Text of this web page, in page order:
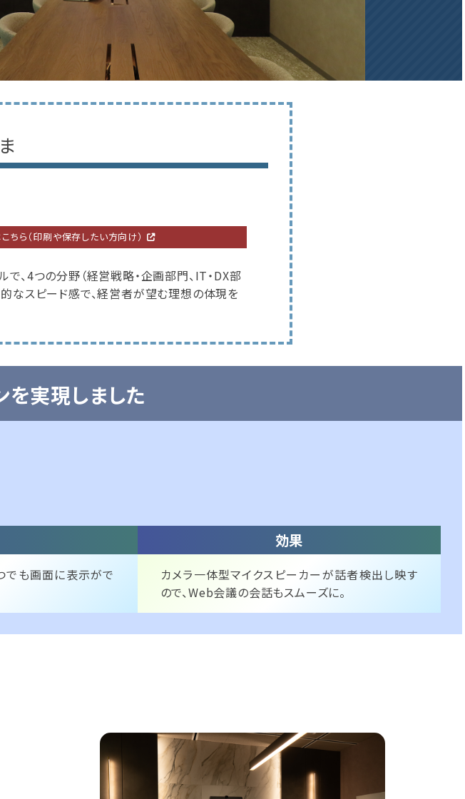
ちら（印刷や保存したい方向け）
、4つの分野（経営戦略・企画部門、IT・DX部
なスピード感で、経営者が望む理想の体現を
を実現しました
でも画面に表示がで
カメラ一体型マイクスピーカーが話者検出し映す
ので、Web会議の会話もスムーズに。